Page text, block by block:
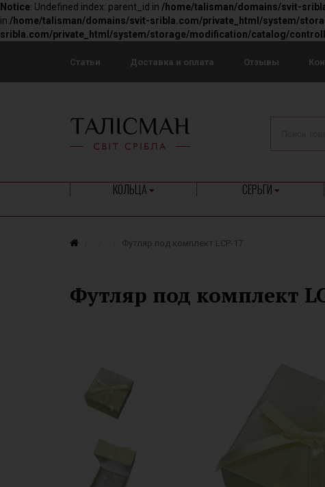
Notice: Undefined index: parent_id in /home/talisman/domains/svit-
in /home/talisman/domains/svit-sribla.com/private_html/system/
sribla.com/private_html/system/storage/modification/catalog/
Статьи Доставка и оплата Отзывы
КОЛЬЦА СЕРЬГИ
Футляр под комплект LCP-17
Футляр под комплект